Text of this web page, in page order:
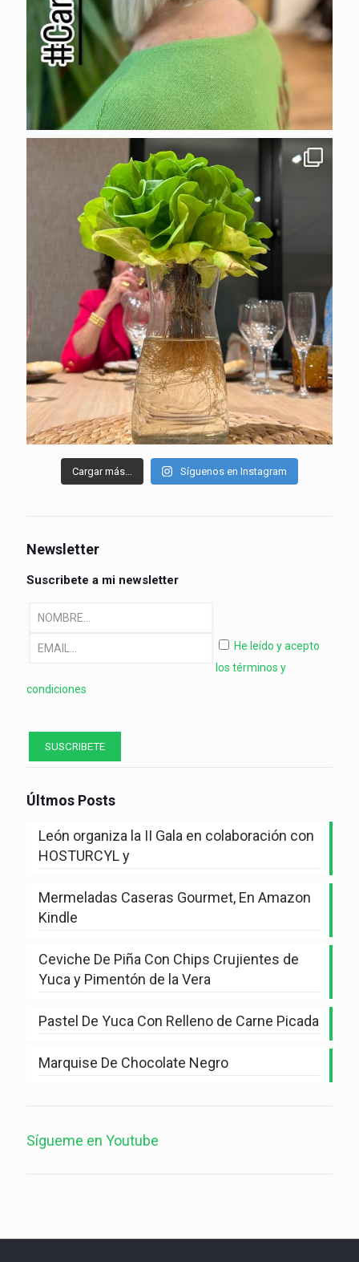
Cargar más… Síguenos en Instagram
Newsletter
Suscribete a mi newsletter
He leído y acepto
los términos y
condiciones
Últmos Posts
León organiza la II Gala en colaboración con
HOSTURCYL y
Mermeladas Caseras Gourmet, En Amazon
Kindle
Ceviche De Piña Con Chips Crujientes de
Yuca y Pimentón de la Vera
Pastel De Yuca Con Relleno de Carne Picada
Marquise De Chocolate Negro
Sígueme en Youtube